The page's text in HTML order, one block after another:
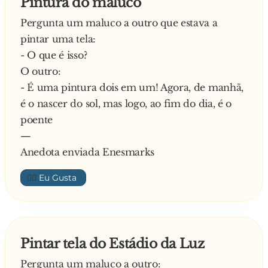
- É verdade. – respondeu o homem.
Continua o homem:
- E o senhor foi ver médico potuguês Non?
- É verdade. – respondeu o homem.
E pergunta o médico:
- E médico potuguês lhe disse que telia que
cotar Non?
- É verdade. – respondeu o homem.
- Médico potuguês não sabe nada! Non plecisa
O sujeito nem acredita! Quase desmaia de tanta
- Então, existe tratamento para isso?
Responde o médico:
Pergunta um maluco a outro que estava a
pintar uma tela:
- O que é isso?
O outro:
- É uma pintura dois em um! Agora, de manhã,
é o nascer do sol, mas logo, ao fim do dia, é o
poente
—
Anedota enviada Enesmarks
👍🏼
Pintar tela do Estádio da Luz
Pergunta um maluco a outro: